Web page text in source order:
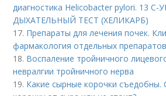
диагностика Helicobacter pylori. 13
ДЫХАТЕЛЬНЫЙ ТЕСТ (ХЕЛИКАРБ)
17. Препараты для лечения почек.
фармакология отдельных препаратов
18. Воспаление тройничного
невралгии тройничного нерва
19. Какие сырные корочки съедобны.